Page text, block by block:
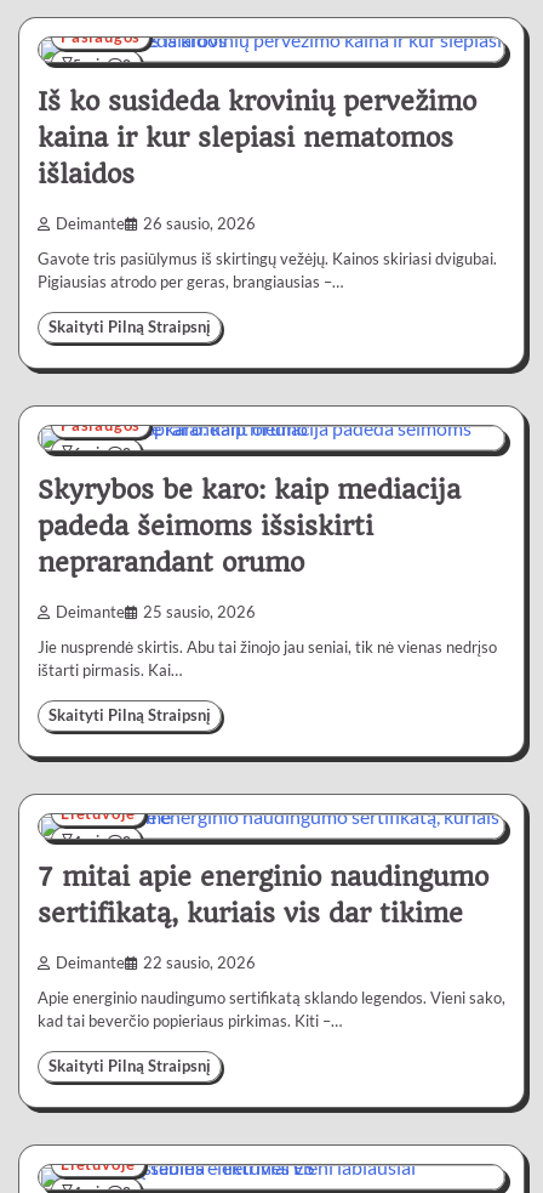
5 min 0
Paslaugos
Iš ko susideda krovinių pervežimo
kaina ir kur slepiasi nematomos
išlaidos
Deimante 26 sausio, 2026
Gavote tris pasiūlymus iš skirtingų vežėjų. Kainos skiriasi dvigubai.
Pigiausias atrodo per geras, brangiausias –…
Skaityti Pilną Straipsnį
6 min 0
Paslaugos
Skyrybos be karo: kaip mediacija
padeda šeimoms išsiskirti
neprarandant orumo
Deimante 25 sausio, 2026
Jie nusprendė skirtis. Abu tai žinojo jau seniai, tik nė vienas nedrįso
ištarti pirmasis. Kai…
Skaityti Pilną Straipsnį
4 min 0
Lietuvoje
7 mitai apie energinio naudingumo
sertifikatą, kuriais vis dar tikime
Deimante 22 sausio, 2026
Apie energinio naudingumo sertifikatą sklando legendos. Vieni sako,
kad tai beverčio popieriaus pirkimas. Kiti –…
Skaityti Pilną Straipsnį
Lietuvoje